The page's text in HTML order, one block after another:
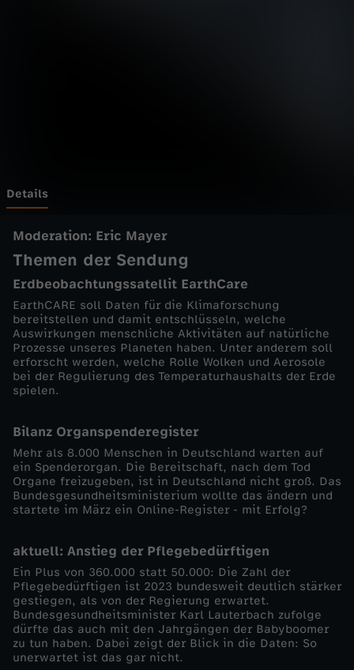
N
A
N
O
v
o
m
2
9
.
M
a
i
Details
Moderation: Eric Mayer
Themen der Sendung
Erdbeobachtungssatellit EarthCare
EarthCARE soll Daten für die Klimaforschung
bereitstellen und damit entschlüsseln, welche
Auswirkungen menschliche Aktivitäten auf natürliche
Prozesse unseres Planeten haben. Unter anderem soll
erforscht werden, welche Rolle Wolken und Aerosole
bei der Regulierung des Temperaturhaushalts der Erde
spielen.
Bilanz Organspenderegister
Mehr als 8.000 Menschen in Deutschland warten auf
ein Spenderorgan. Die Bereitschaft, nach dem Tod
Organe freizugeben, ist in Deutschland nicht groß. Das
Bundesgesundheitsministerium wollte das ändern und
startete im März ein Online-Register - mit Erfolg?
aktuell: Anstieg der Pflegebedürftigen
Ein Plus von 360.000 statt 50.000: Die Zahl der
Pflegebedürftigen ist 2023 bundesweit deutlich stärker
gestiegen, als von der Regierung erwartet.
Bundesgesundheitsminister Karl Lauterbach zufolge
dürfte das auch mit den Jahrgängen der Babyboomer
zu tun haben. Dabei zeigt der Blick in die Daten: So
unerwartet ist das gar nicht.